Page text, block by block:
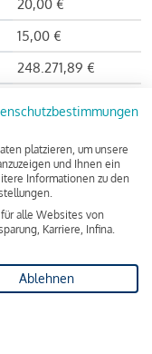
20,00 €
15,00 €
248.271,89 €
INFINA Credit
Broker GmbH
zu kaufen.
an (z. B. die
Bank den
platzieren, um unsere
und Ihnen ein
Informationen zu den
alle Websites von
Karriere, Infina.
Ablehnen